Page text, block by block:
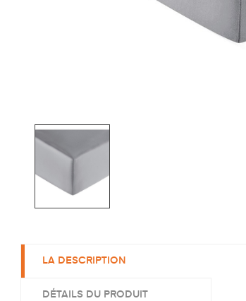
LA DESCRIPTION
DÉTAILS DU PRODUIT